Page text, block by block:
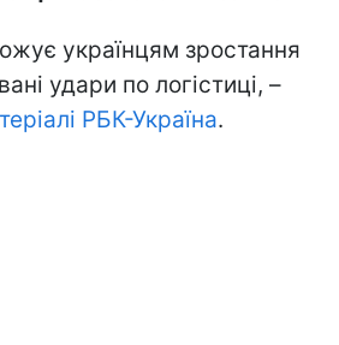
українцям зростання
удари по логістиці, –
РБК-Україна.